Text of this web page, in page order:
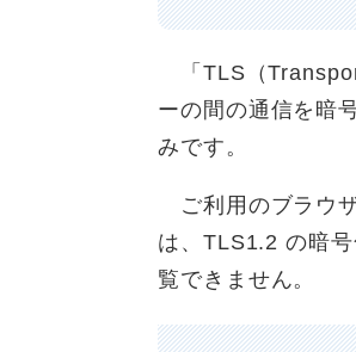
「TLS（
ーの間の通信を暗
みです。
ご利用のブラウ
は、TLS1.2 の暗
覧できません。